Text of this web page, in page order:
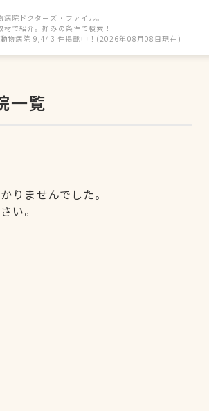
院ドクターズ・ファイル。
で紹介。好みの条件で検索！
物病院 9,443 件掲載中！(2026年08月08日現在)
一覧
りませんでした。
い。